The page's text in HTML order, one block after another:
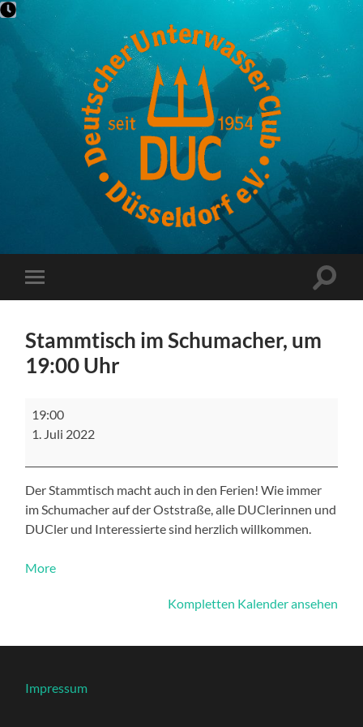
DUC-
Düsseldorf
Mobile-
Menü
Stammtisch im Schumacher, um
19:00 Uhr
im
Schumacher,
19:00
19:00
1. Juli 2022
Der Stammtisch macht auch in den Ferien! Wie immer
im Schumacher auf der Oststraße, alle DUClerinnen und
DUCler und Interessierte sind herzlich willkommen.
Moreabout
Kompletten Kalender ansehen
Impressum